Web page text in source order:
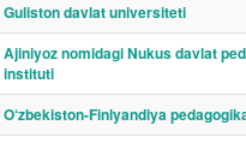
Guliston davlat universiteti
Ajiniyoz nomidagi Nukus davlat
instituti
O‘zbekiston-Finlyandiya